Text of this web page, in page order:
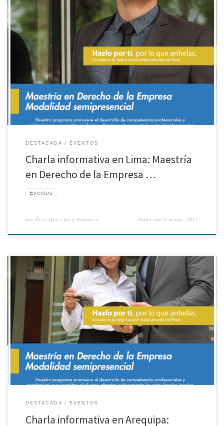
Los invitamos a participar de la charla informativa de la Maestría en
Derecho Empresa modalidad semipresencial a realizarse el 18 de Mayo en
Lima. Ingreso libre previa inscripción en el siguiente enlace.
DESTACADA EVENTOS
Charla informativa en Lima: Maestría
en Derecho de la Empresa …
Eventos
por Área Derecho y Empresa Publicado9 mayo, 2017
Los invitamos a participar de la charla informativa de la Maestría en
Derecho Empresa modalidad semipresencial en el departamento de
Arequipa a realizarse el 11 de Mayo. Ingreso libre previa inscripción en el
siguiente enlace.
DESTACADA EVENTOS
Charla informativa en Arequipa: